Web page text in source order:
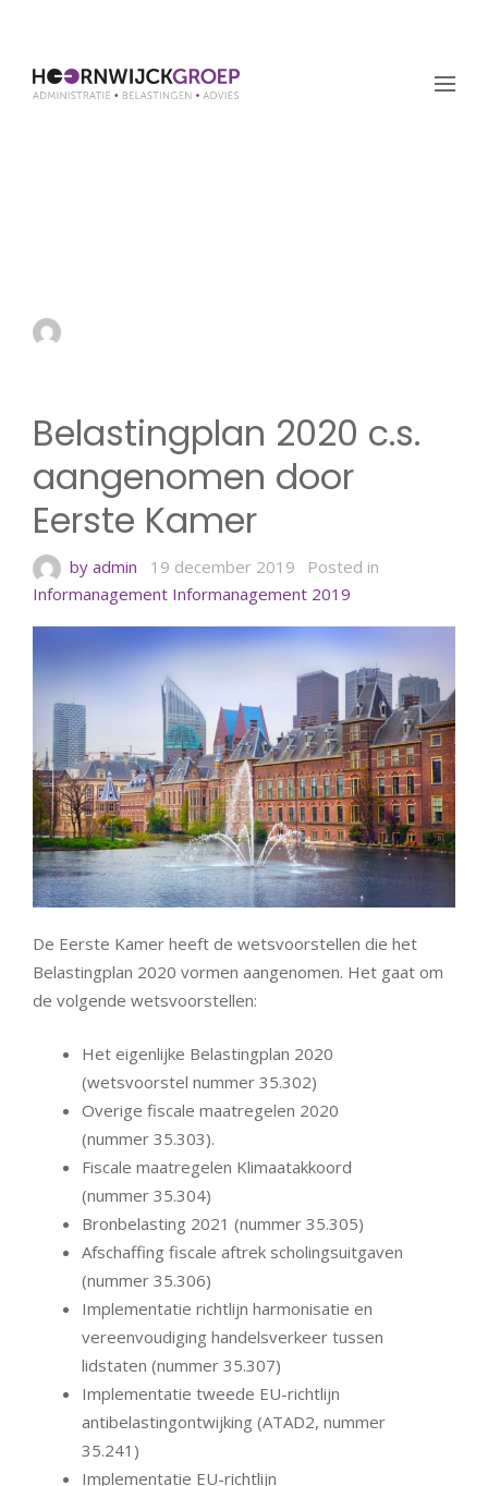
Belastingplan 2020 c.s.
aangenomen door
Eerste Kamer
by admin 19 december 2019
Posted in
Informanagement Informanagement 2019
De Eerste Kamer heeft de wetsvoorstellen die het
Belastingplan 2020 vormen aangenomen. Het gaat om
de volgende wetsvoorstellen:
Het eigenlijke Belastingplan 2020
(wetsvoorstel nummer 35.302)
Overige fiscale maatregelen 2020
(nummer 35.303).
Fiscale maatregelen Klimaatakkoord
(nummer 35.304)
Bronbelasting 2021 (nummer 35.305)
Afschaffing fiscale aftrek scholingsuitgaven
(nummer 35.306)
Implementatie richtlijn harmonisatie en
vereenvoudiging handelsverkeer tussen
lidstaten (nummer 35.307)
Implementatie tweede EU-richtlijn
antibelastingontwijking (ATAD2, nummer
35.241)
Implementatie EU-richtlijn